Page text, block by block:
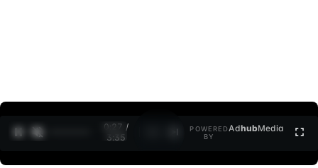
0:28 /
3:35
POWERED
BY
AdhubMedia